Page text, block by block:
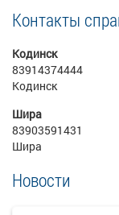
Контакты
Кодинск
83914374444
Кодинск
Шира
83903591431
Шира
Новости